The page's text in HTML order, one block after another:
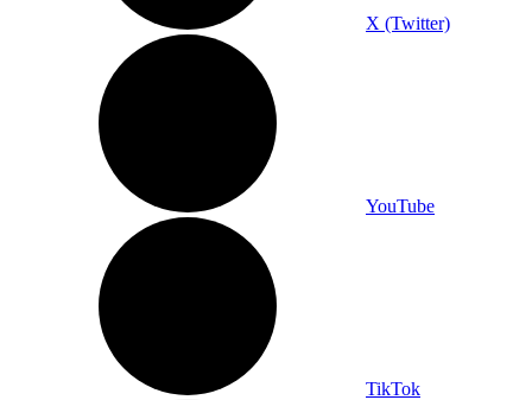
X (Twitter)
YouTube
TikTok